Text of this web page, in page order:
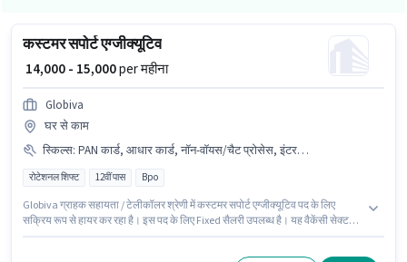
कस्टमर सपोर्ट एग्जीक्यूटिव
₹ 14,000 - 15,000per महीना
Globiva
घर से काम
स्किल्स: PAN कार्ड, आधार कार्ड, नॉन-वॉयस/चैट प्रोसेस, इंटरनेशनल कॉलिंग
रोटेशनल शिफ्ट 12वीं पास Bpo
Globiva ग्राहक सहायता / टेलीकॉलर श्रेणी में कस्टमर सपोर्ट एग्जीक्यूटिव पद के लिए
सक्रिय रूप से हायर कर रहा है। इस पद के लिए Fixed सैलरी उपलब्ध है। यह वैकेंसी सेक्टर